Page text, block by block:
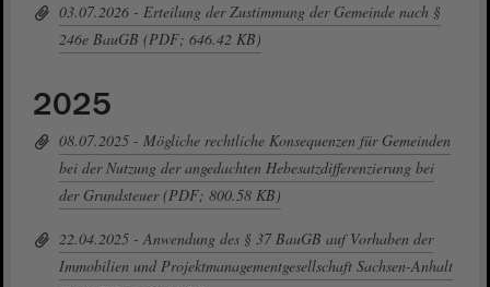
03.07.2026 - Erteilung der Zustimmung der Gemeinde nach §
246e BauGB (PDF; 646.42 KB)
2025
08.07.2025 - Mögliche rechtliche Konsequenzen für Gemeinden
bei der Nutzung der angedachten Hebesatzdifferenzierung bei
der Grundsteuer (PDF; 800.58 KB)
22.04.2025 - Anwendung des § 37 BauGB auf Vorhaben der
Immobilien und Projektmanagementgesellschaft Sachsen-Anhalt